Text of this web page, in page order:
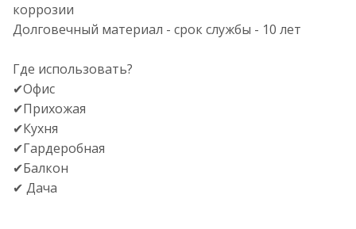
коррозии
Долговечный материал - срок службы - 10 лет
Где использовать?
✔Офис
✔Прихожая
✔Кухня
✔Гардеробная
✔Балкон
✔ Дача